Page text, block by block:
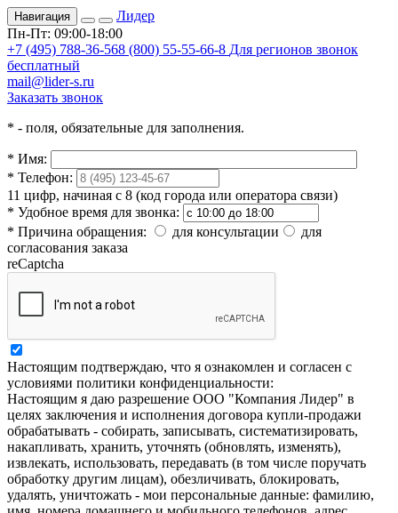
Навигация
Лидер
Пн-Пт: 09:00-18:00
+7 (495) 788-36-568 (800) 55-55-66-8 Для регионов звонок
бесплатный
mail@lider-s.ru
Заказать звонок
* - поля, обязательные для заполнения.
* Имя:
* Телефон:
11 цифр, начиная с 8 (код города или оператора связи)
* Удобное время для звонка:
* Причина обращения: для консультации
для
согласования заказа
reCaptcha
Настоящим подтверждаю, что я ознакомлен и согласен с
условиями политики конфиденциальности:
Настоящим я даю разрешение ООО "Компания Лидер" в
целях заключения и исполнения договора купли-продажи
обрабатывать - собирать, записывать, систематизировать,
накапливать, хранить, уточнять (обновлять, изменять),
извлекать, использовать, передавать (в том числе поручать
обработку другим лицам), обезличивать, блокировать,
удалять, уничтожать - мои персональные данные: фамилию,